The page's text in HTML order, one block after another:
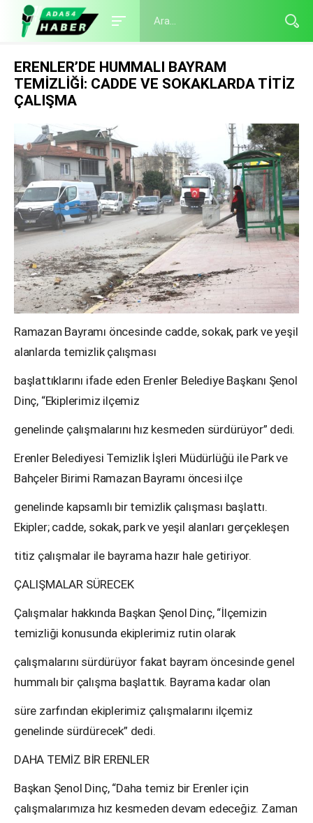
ERENLER’DE HUMMALI BAYRAM
TEMİZLİĞİ: CADDE VE SOKAKLARDA TİTİZ
ÇALIŞMA
Ramazan Bayramı öncesinde cadde, sokak, park ve yeşil
alanlarda temizlik çalışması
başlattıklarını ifade eden Erenler Belediye Başkanı Şenol
Dinç, “Ekiplerimiz ilçemiz
genelinde çalışmalarını hız kesmeden sürdürüyor” dedi.
Erenler Belediyesi Temizlik İşleri Müdürlüğü ile Park ve
Bahçeler Birimi Ramazan Bayramı öncesi ilçe
genelinde kapsamlı bir temizlik çalışması başlattı.
Ekipler; cadde, sokak, park ve yeşil alanları gerçekleşen
titiz çalışmalar ile bayrama hazır hale getiriyor.
ÇALIŞMALAR SÜRECEK
Çalışmalar hakkında Başkan Şenol Dinç, “İlçemizin
temizliği konusunda ekiplerimiz rutin olarak
çalışmalarını sürdürüyor fakat bayram öncesinde genel
hummalı bir çalışma başlattık. Bayrama kadar olan
süre zarfından ekiplerimiz çalışmalarını ilçemiz
genelinde sürdürecek” dedi.
DAHA TEMİZ BİR ERENLER
Başkan Şenol Dinç, “Daha temiz bir Erenler için
çalışmalarımıza hız kesmeden devam edeceğiz. Zaman